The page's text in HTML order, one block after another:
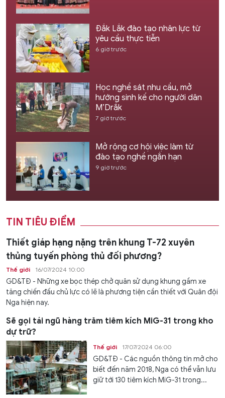
Đắk Lắk đào tạo nhân lực từ
yêu cầu thực tiễn
6 giờ trước
Học nghề sát nhu cầu, mở
hướng sinh kế cho người dân
M’Drắk
7 giờ trước
Mở rộng cơ hội việc làm từ
đào tạo nghề ngắn hạn
9 giờ trước
TIN TIÊU ĐIỂM
Thiết giáp hạng nặng trên khung T-72 xuyên
thủng tuyến phòng thủ đối phương?
Thế giới 16/07/2024 10:00
GD&TĐ - Những xe bọc thép chở quân sử dụng khung gầm xe
tăng chiến đấu chủ lực có lẽ là phương tiện cần thiết với Quân đội
Nga hiện nay.
Sẽ gọi tái ngũ hàng trăm tiêm kích MiG-31 trong kho
dự trữ?
Thế giới 17/07/2024 06:00
GD&TĐ - Các nguồn thông tin mở cho
biết đến năm 2018, Nga có thể vẫn lưu
giữ tới 130 tiêm kích MiG-31 trong...